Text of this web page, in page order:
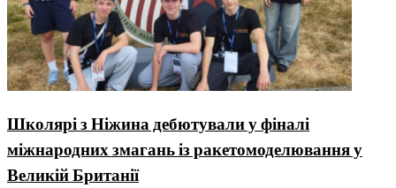
Школярі з Ніжина дебютували у фіналі
міжнародних змагань із ракетомоделювання у
Великій Британії